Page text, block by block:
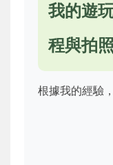
我的遊
程與拍
根據我的經驗